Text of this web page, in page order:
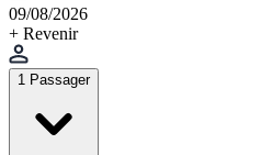
09/08/2026
+ Revenir
1 Passager